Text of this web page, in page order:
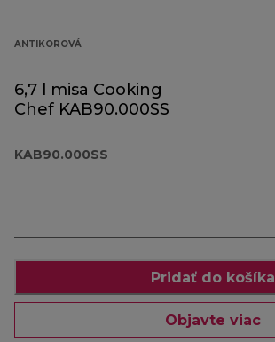
ANTIKOROVÁ
6,7 l misa Cooking
Chef KAB90.000SS
KAB90.000SS
Pridať do košíka
Objavte viac